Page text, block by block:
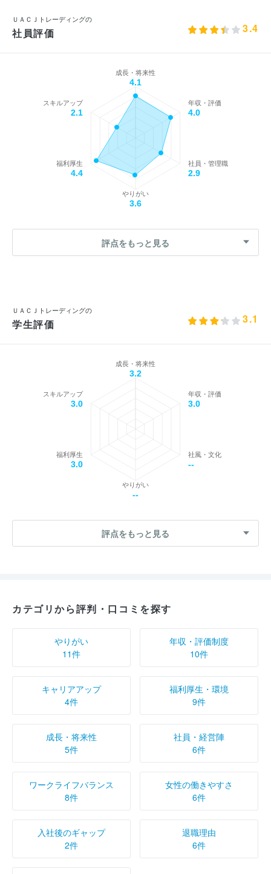
ＵＡＣＪトレーディングの
社員評価 3.4
成長・将来性
4.1
年収・評価
4.0
社員・管理職
2.9
やりがい
3.6
福利厚生
4.4
スキルアップ
2.1
評点をもっと見る
ＵＡＣＪトレーディングの
学生評価 3.1
成長・将来性
3.2
年収・評価
3.0
社風・文化
--
やりがい
--
福利厚生
3.0
スキルアップ
3.0
評点をもっと見る
カテゴリから評判・口コミを探す
やりがい
11件
年収・評価制度
10件
キャリアアップ
4件
福利厚生・環境
9件
成長・将来性
5件
社員・経営陣
6件
ワークライフバランス
8件
女性の働きやすさ
6件
入社後のギャップ
2件
退職理由
6件